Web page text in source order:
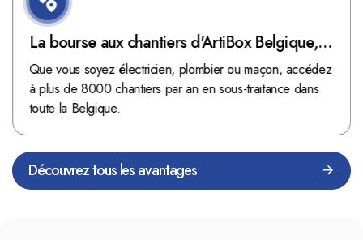
La bourse aux chantiers d'ArtiBox Belgique,
véritable mine d'or !
Que vous soyez électricien, plombier ou maçon, accédez
à plus de 8000 chantiers par an en sous-traitance dans
toute la Belgique.
Découvrez tous les avantages